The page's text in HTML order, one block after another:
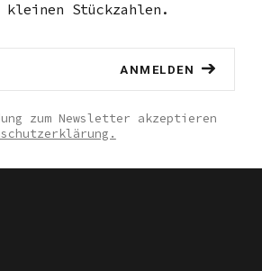
Stückzahlen.
ANMELDEN
zum Newsletter akzeptieren